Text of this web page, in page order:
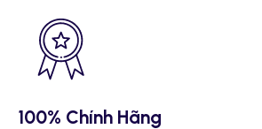
100% Chính Hãng